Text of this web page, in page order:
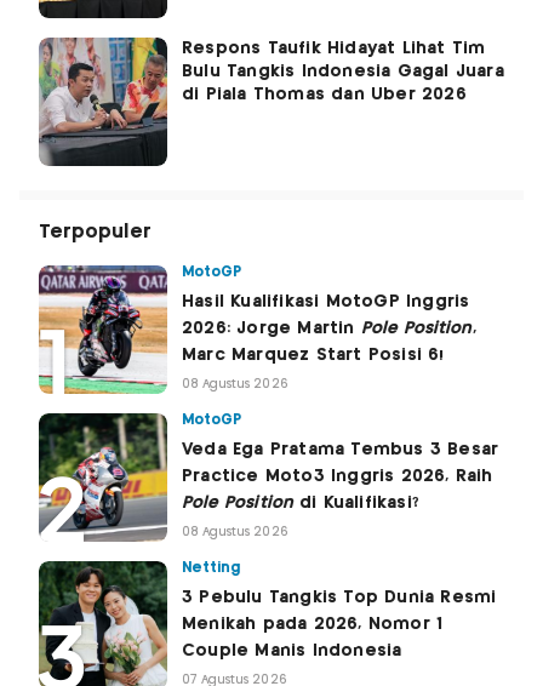
Respons Taufik Hidayat Lihat Tim
Bulu Tangkis Indonesia Gagal Juara
di Piala Thomas dan Uber 2026
Terpopuler
MotoGP
Hasil Kualifikasi MotoGP Inggris
2026: Jorge Martin Pole Position,
Marc Marquez Start Posisi 6!
08 Agustus 2026
MotoGP
Veda Ega Pratama Tembus 3 Besar
Practice Moto3 Inggris 2026, Raih
Pole Positiondi Kualifikasi?
08 Agustus 2026
Netting
3 Pebulu Tangkis Top Dunia Resmi
Menikah pada 2026, Nomor 1
Couple Manis Indonesia
07 Agustus 2026